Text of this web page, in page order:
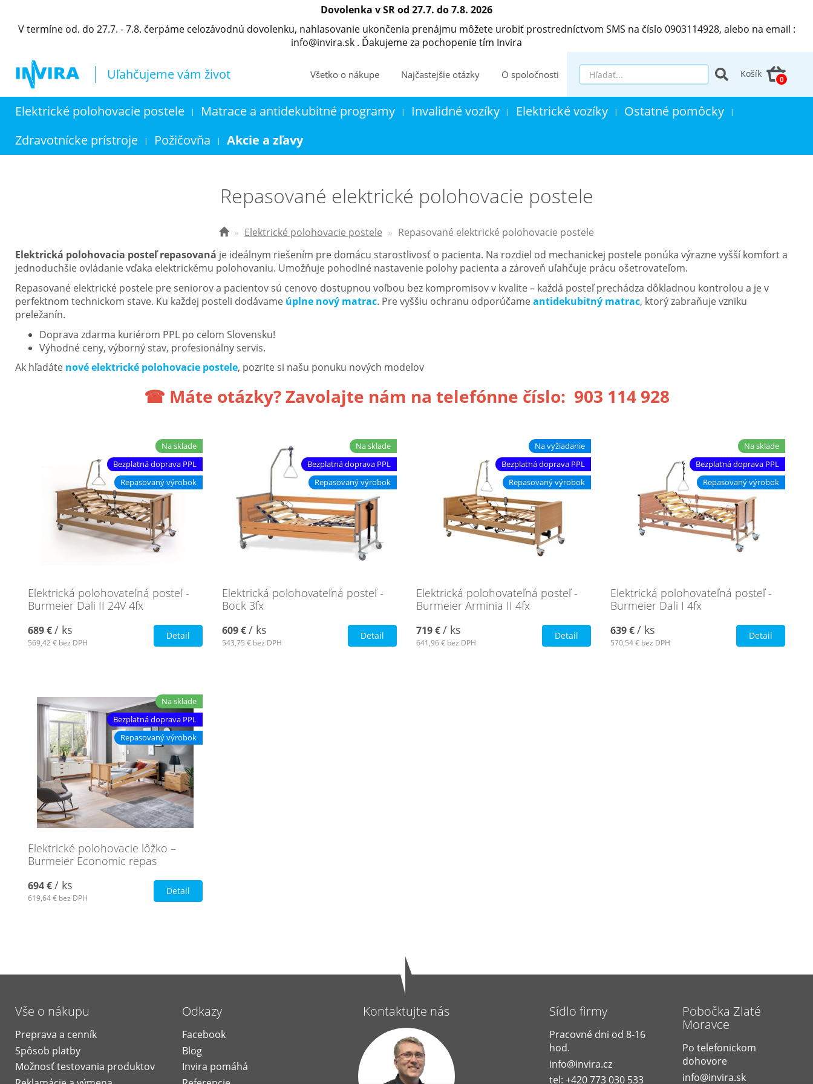
Dovolenka v SR od 27.7. do 7.8. 2026
V termíne od. do 27.7. - 7.8. čerpáme celozávodnú dovolenku, nahlasovanie ukončenia prenájmu môžete urobiť prostredníctvom SMS na číslo 0903114928, alebo na email :
info@invira.sk . Ďakujeme za pochopenie tím Invira
Uľahčujeme vám život Všetko o nákupe Najčastejšie otázky O spoločnosti
Kontakt Košík
Košík
Elektrické polohovacie postele | Matrace a antidekubitné programy | Invalidné vozíky | Elektrické vozíky | Ostatné pomôcky |
Zdravotnícke prístroje | Požičovňa | Akcie a zľavy
Repasované elektrické polohovacie postele
Elektrické polohovacie postele
Repasované elektrické polohovacie postele
Elektrická polohovacia posteľ repasovaná je ideálnym riešením pre domácu starostlivosť o pacienta. Na rozdiel od mechanickej postele ponúka výrazne vyšší komfort a
jednoduchšie ovládanie vďaka elektrickému polohovaniu. Umožňuje pohodlné nastavenie polohy pacienta a zároveň uľahčuje prácu ošetrovateľom.
Repasované elektrické postele pre seniorov a pacientov sú cenovo dostupnou voľbou bez kompromisov v kvalite – každá posteľ prechádza dôkladnou kontrolou a je v
perfektnom technickom stave. Ku každej posteli dodávame úplne nový matrac. Pre vyššiu ochranu odporúčameantidekubitný matrac, ktorý zabraňuje vzniku
preležanín.
Doprava zdarma kuriérom PPL po celom Slovensku!
Výhodné ceny, výborný stav, profesionálny servis.
Ak hľadáte nové elektrické polohovacie postele, pozrite si našu ponuku nových modelov
☎ Máte otázky? Zavolajte nám na telefónne číslo: 903 114 928
Na sklade
Bezplatná doprava PPL
Repasovaný výrobok
Elektrická polohovateľná posteľ -
Burmeier Dali II 24V 4fx
689 €/ ks
569,42 € bez DPH
Detail
Na sklade
Bezplatná doprava PPL
Repasovaný výrobok
Elektrická polohovateľná posteľ -
Bock 3fx
609 €/ ks
543,75 € bez DPH
Detail
Na vyžiadanie
Bezplatná doprava PPL
Repasovaný výrobok
Elektrická polohovateľná posteľ -
Burmeier Arminia II 4fx
719 €/ ks
641,96 € bez DPH
Detail
Na sklade
Bezplatná doprava PPL
Repasovaný výrobok
Elektrická polohovateľná posteľ -
Burmeier Dali I 4fx
639 €/ ks
570,54 € bez DPH
Detail
Na sklade
Bezplatná doprava PPL
Repasovaný výrobok
Elektrické polohovacie lôžko –
Burmeier Economic repas
694 €/ ks
619,64 € bez DPH
Detail
Vše o nákupu
Preprava a cenník
Spôsob platby
Možnosť testovania produktov
Odkazy
Facebook
Blog
Invira pomáhá
Kontaktujte nás Sídlo firmy
Pracovné dni od 8-16
hod.
info@invira.cz
tel: +420 773 030 533
Pobočka Zlaté
Moravce
Po telefonickom
dohovore
info@invira.sk